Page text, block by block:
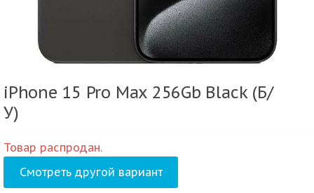
iPhone 15 Pro Max 256Gb Black (Б/
У)
Товар распродан.
Смотреть другой вариант